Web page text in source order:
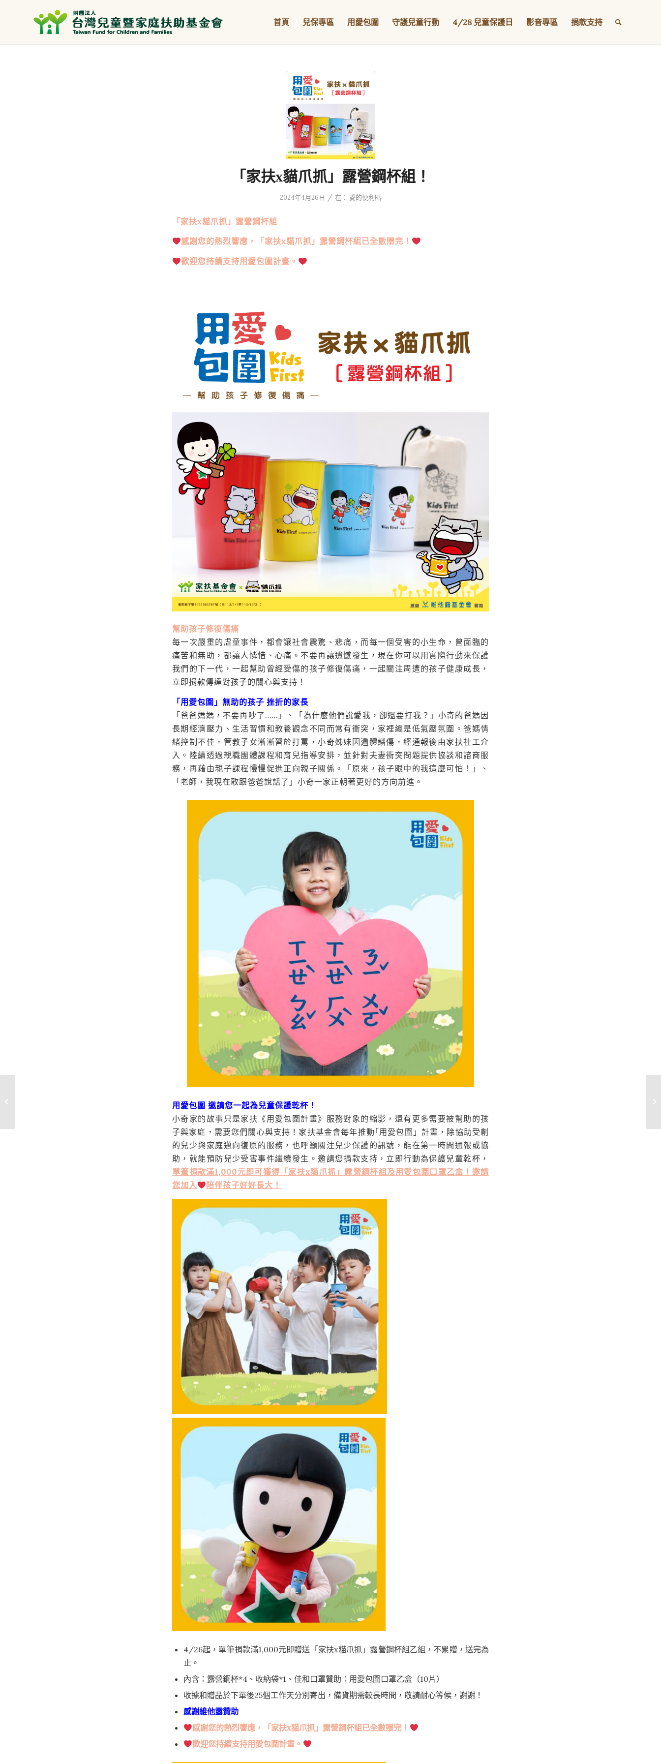
首頁 兒保專區 用愛包圍 守護兒童行動 4/28 兒童保護日 影音專區 捐款支持
「家扶x貓爪抓」露營鋼杯組！
2024年4月26日 / 在： 愛的便利貼
「家扶x貓爪抓」露營鋼杯組
感謝您的熱烈響應，「家扶x貓爪抓」露營鋼杯組已全數贈完！
歡迎您持續支持用愛包圍 計畫。
幫助孩子修復傷痛
每一次嚴重的虐童事件，都會讓社會震驚、悲痛，而每一個受害的小生命，曾面臨的
痛苦和無助，都讓人憐惜、心痛。不要再讓遺憾發生，現在你可以用實際行動來保護
我們的下一代，一起幫助曾經受傷的孩子修復傷痛，一起關注周遭的孩子健康成長，
立即捐款傳達對孩子的關心與支持！
「用愛包圍」無助的孩子 挫折的家長
「爸爸媽媽，不要再吵了……」、「為什麼他們說愛我，卻還要打我？」小奇的爸媽因
長期經濟壓力、生活習慣和教養觀念不同而常有衝突，家裡總是低氣壓氛圍。爸媽情
緒控制不佳，管教子女漸漸習於打罵，小奇姊妹因遍體鱗傷，經通報後由家扶社工介
入。陸續透過親職團體課程和育兒指導安排，並針對夫妻衝突問題提供協談和諮商服
務，再藉由親子課程慢慢促進正向親子關係。「原來，孩子眼中的我這麼可怕！」、
「老師，我現在敢跟爸爸說話了」小奇一家正朝著更好的方向前進。
用愛包圍 邀請您一起為兒童保護乾杯！
小奇家的故事只是家扶《用愛包圍計畫》服務對象的縮影，還有更多需要被幫助的孩
子與家庭，需要您們關心與支持！家扶基金會每年推動｢用愛包圍」計畫，除協助受創
的兒少與家庭邁向復原的服務，也呼籲關注兒少保護的訊號，能在第一時間通報或協
助，就能預防兒少受害事件繼續發生。邀請您捐款支持，立即行動為保護兒童乾杯，
單筆捐款滿1,000元即可獲得「家扶x貓爪抓」露營鋼杯組及用愛包圍口罩乙盒！邀請
您加入
陪伴孩子好好長大！
4/26起，單筆捐款滿1,000元即贈送「家扶x貓爪抓」露營鋼杯組乙組，不累贈，送完為
止。
內含：露營鋼杯*4、收納袋*1、佳和口罩贊助：用愛包圍口罩乙盒（10片）
收據和贈品於下單後25個工作天分別寄出，備貨期需較長時間，敬請耐心等候，謝謝！
感謝維他露贊助
感謝您的熱烈響應，「家扶x貓爪抓」露營鋼杯組已全數贈完！
歡迎您持續支持用愛包圍計畫。